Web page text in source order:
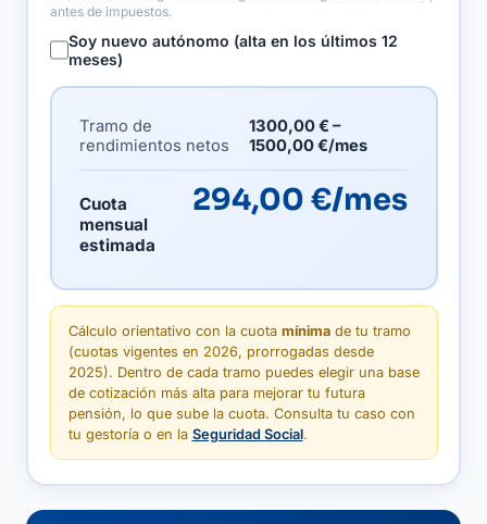
antes de impuestos.
Soy nuevo autónomo (alta en los últimos 12
meses)
Tramo de
rendimientos netos
1300,00 € –
1500,00 €/mes
Cuota
mensual
estimada
294,00 €/mes
Cálculo orientativo con la cuota mínimade tu tramo
(cuotas vigentes en 2026, prorrogadas desde
2025). Dentro de cada tramo puedes elegir una base
de cotización más alta para mejorar tu futura
pensión, lo que sube la cuota. Consulta tu caso con
tu gestoría o en la Seguridad Social.